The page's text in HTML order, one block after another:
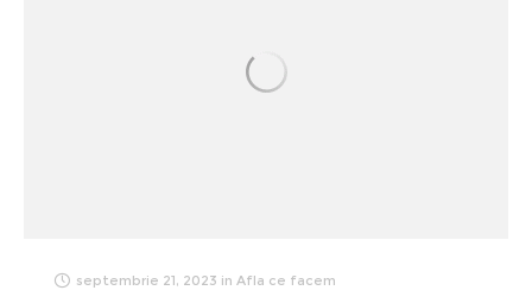
septembrie 21, 2023 in Afla ce facem